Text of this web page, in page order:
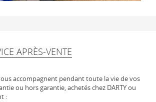
APRÈS-VENTE
accompagnent pendant toute la vie de vos
ou hors garantie, achetés chez DARTY ou
: